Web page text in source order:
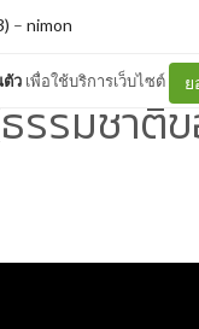
ว เพื่อใช้บริการเว็บไซต์ ย
– nimon
รรมชาติ